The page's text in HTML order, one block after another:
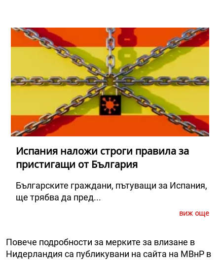
Испания наложи строги правила за
пристигащи от България
Българските граждани, пътуващи за Испания,
ще трябва да пред...
виж още
Повече подробности за мерките за влизане в
Нидерландия са публикувани на сайта на МВнР в